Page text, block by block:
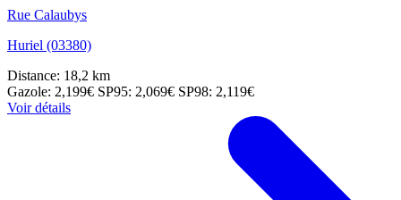
Rue Calaubys
Huriel (03380)
Distance: 18,2 km
Gazole: 2,199€ SP95: 2,069€ SP98: 2,119€
Voir détails